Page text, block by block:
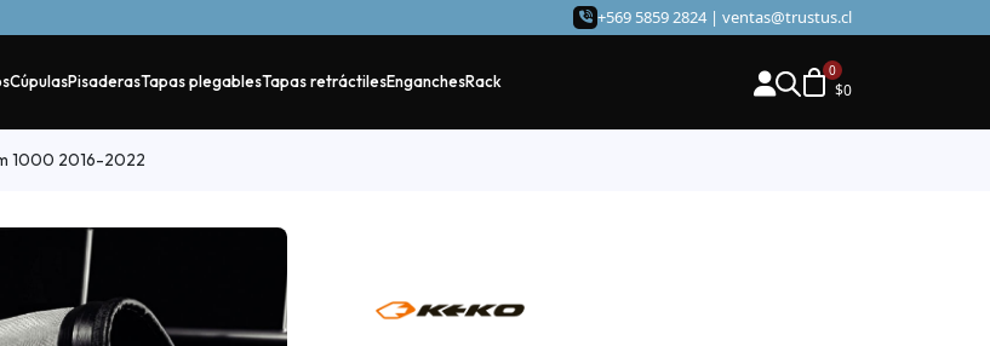
+569 5859 2824 | ventas@trustus.cl
CúpulasPisaderasTapas plegablesTapas retráctilesEnganchesRack $0
1000 2016-2022